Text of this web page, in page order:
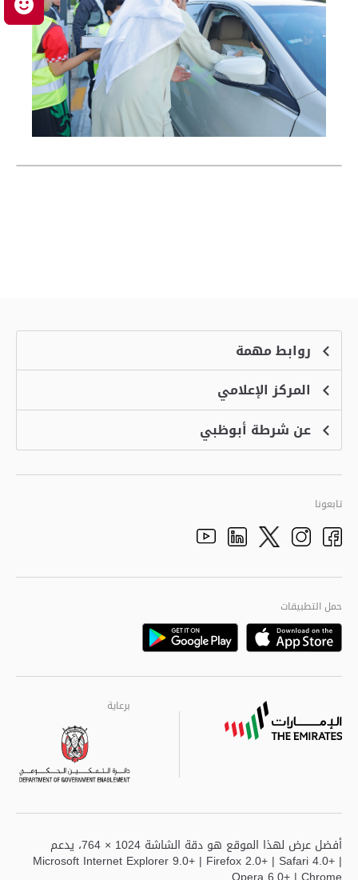
روابط مهمة
الشكاوى
منصة التوظيف الذكية
الاسئلة الشائعة
خدمة أمان
المركز الإعلامي
الأخبارعن شرطة أبوظبي
الرؤية والرسالة والقيم
تاريخ شرطة أبوظبي
adpolice centers locations
الهيكل التنظيمي
الجودة العالمية
مراكز خدمة أبوظبى
تابعونا
Facebook
Instagram
Twitter
Linkedin
Youtube
حمل التطبيقات
Google
Playstore
برعاية
برعاية
أفضل عرض لهذا الموقع هو دقة الشاشة 1024 × 764، يدعم
Microsoft Internet Explorer 9.0+ | Firefox 2.0+ | Safari 4.0+ |